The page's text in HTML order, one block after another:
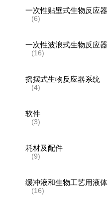
一次性贴壁式生物反应器
(6)
一次性波浪式生物反应器
(16)
摇摆式生物反应器系统
(4)
软件
(3)
耗材及配件
(9)
缓冲液和生物工艺用液体
(16)